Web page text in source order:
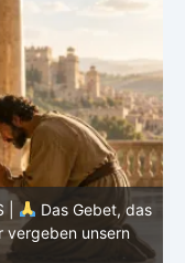
Das Gebet, das
unsern
das